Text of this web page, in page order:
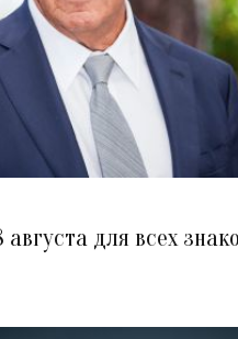
августа для всех